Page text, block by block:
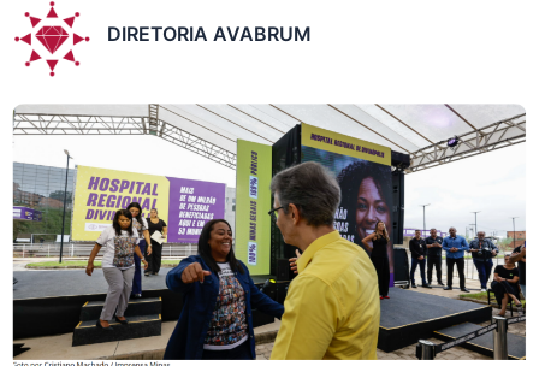
DIRETORIA AVABRUM